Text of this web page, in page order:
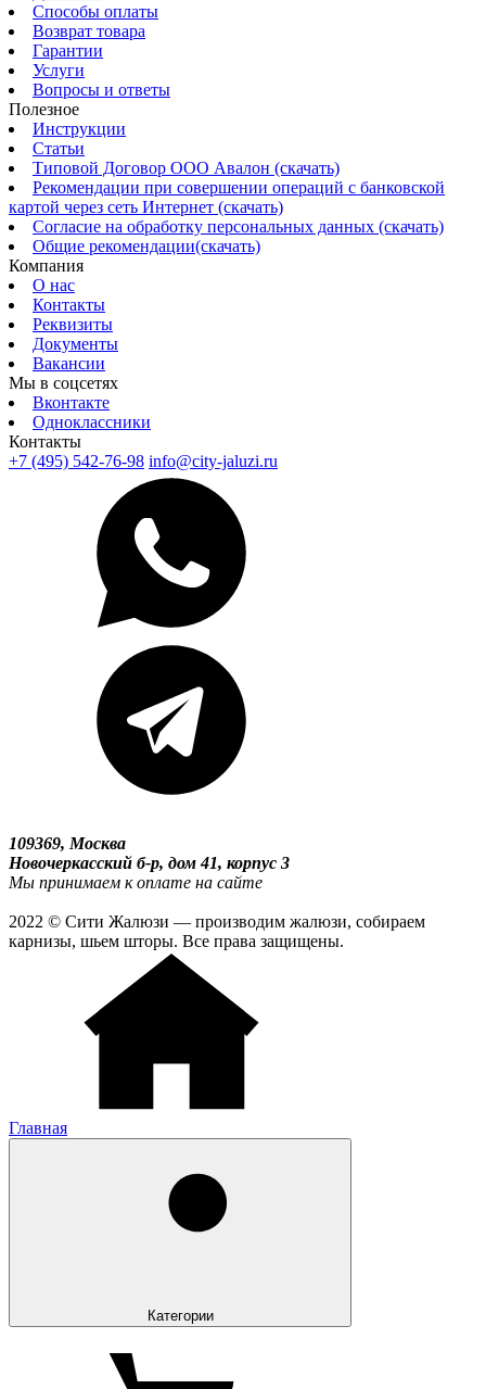
Способы оплаты
Возврат товара
Гарантии
Услуги
Вопросы и ответы
Полезное
Инструкции
Статьи
Типовой Договор ООО Авалон (скачать)
Рекомендации при совершении операций с банковской
картой через сеть Интернет (скачать)
Согласие на обработку персональных данных (скачать)
Общие рекомендации(скачать)
Компания
О нас
Контакты
Реквизиты
Документы
Вакансии
Мы в соцсетях
Вконтакте
Одноклассники
Контакты
+7 (495) 542-76-98 info@city-jaluzi.ru
109369, Москва
Новочеркасский б-р, дом 41, корпус 3
Мы принимаем к оплате на сайте
2022 © Сити Жалюзи — производим жалюзи, собираем
карнизы, шьем шторы. Все права защищены.
Главная
Категории